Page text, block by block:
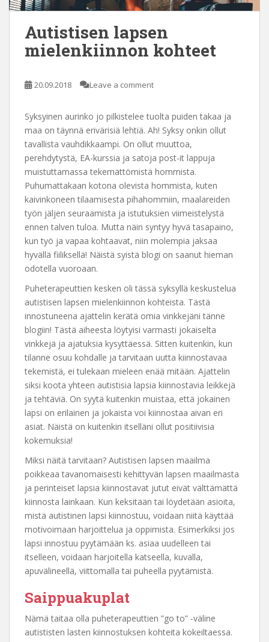
Autistisen lapsen
mielenkiinnon kohteet
20.09.2018 Leave a comment
Syksyinen aurinko jo pilkistelee tuolta puiden takaa ja
maa on täynnä erivärisiä lehtiä. Ah! Syksy onkin ollut
tavallista vauhdikkaampi. On ollut muuttoa,
perehdytystä, EA-kurssia ja satoja post-it lappuja
muistuttamassa tekemättömistä hommista.
Puhumattakaan kotona olevista hommista, kuten
kaivinkoneen tilaamisesta pihahommiin, maalareiden
työn jäljen seuraamista ja istutuksien viimeistelystä
ennen talven tuloa. Mutta näin syntyy hyvä tasapaino,
kun työ ja vapaa kohtaavat, niin molempia jaksaa
hyvällä fiiliksellä! Näistä syistä blogi on saanut hieman
odotella vuoroaan.
Puheterapeuttien kesken oli tässä syksyllä keskustelua
autistisen lapsen mielenkiinnon kohteista. Tästä
innostuneena ajattelin kerätä omia vinkkejäni tänne
blogiin! Tästä aiheesta löytyisi varmasti jokaiselta
vinkkejä ja ajatuksia kysyttäessä. Sitten kuitenkin, kun
tilanne osuu kohdalle ja tarvitaan uutta kiinnostavaa
tekemistä, ei tulekaan mieleen enää mitään. Ajattelin
siksi koota yhteen autistisia lapsia kiinnostavia leikkejä
ja tehtäviä. On syytä kuitenkin muistaa, että jokainen
lapsi on erilainen ja jokaista voi kiinnostaa aivan eri
asiat. Näistä on kuitenkin itselläni ollut positiivisia
kokemuksia!
Miksi näitä tarvitaan? Autistisen lapsen maailma
poikkeaa tavanomaisesti kehittyvän lapsen maailmasta
ja perinteiset lapsia kiinnostavat jutut eivät välttämättä
kiinnosta lainkaan. Kun keksitään tai löydetään asioita,
mistä autistinen lapsi kiinnostuu, voidaan niitä käyttää
motivoimaan harjoittelua ja oppimista. Esimerkiksi jos
lapsi innostuu pyytämään ks. asiaa uudelleen tai
itselleen, voidaan harjoitella katseella, kuvalla,
apuvälineellä, viittomalla tai puheella pyytämistä.
Saippuakuplat
Nämä taitaa olla puheterapeuttien ”go to” -väline
autististen lasten kiinnostuksen kohteita kokeiltaessa.